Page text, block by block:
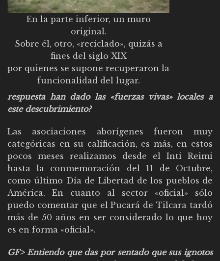
En la parte inferior, un muro
original.
Sobre él, otro, «reciclado», quizás a
fines del siglo XIX
por quienes se supone recuperaron la
funcionalidad del lugar.
respuesta han dado las «fuerzas vivas» locales a
este descubrimiento?
Las asociaciones aborígenes fueron muy
categóricas en su calificación, es más, en estos
pocos meses realizamos desde el Inti Reimi
hasta la conmemoración del 11 de Octubre,
como último Día de Libertad de los pueblos de
América. En cuanto al sector «oficial» sólo
puedo comentar que el Pucará de Tilcara tardó
más de 50 años en ser considerado lo que hoy
es en forma «oficial».
GF> Entiendo que das por sentado que sus ignotos